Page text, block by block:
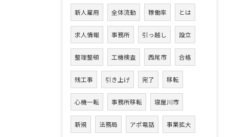
新人雇用 全体流動 稼働率 とは
求人情報 事務所 引っ越し 設立
整理整頓 工機検査 西尾市 合格
残工事 引き上げ 完了 移転
心機一転 事務所移転 寝屋川市
新規 法務局 アポ電話 事業拡大